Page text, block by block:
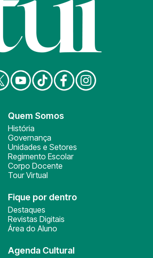
Quem Somos
História
Governança
Unidades e Setores
Regimento Escolar
Corpo Docente
Tour Virtual
Fique por dentro
Destaques
Revistas Digitais
Área do Aluno
Agenda Cultural